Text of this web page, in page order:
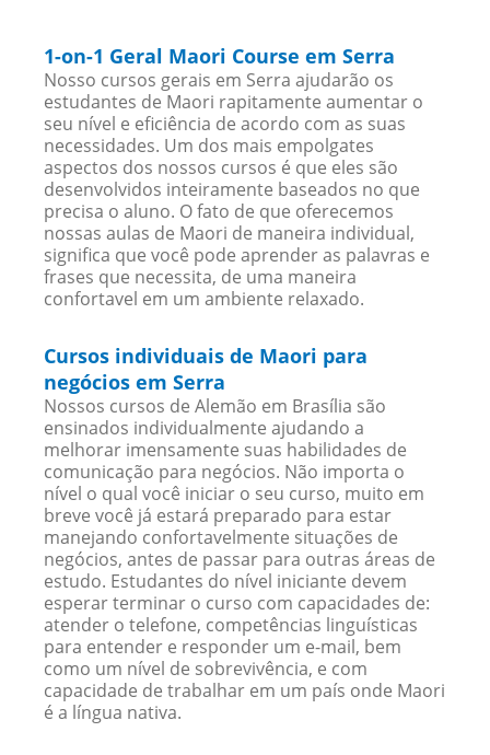
1-on-1 Geral Maori Course em Serra
Nosso cursos gerais em Serra ajudarão os
estudantes de Maori rapitamente aumentar o
seu nível e eficiência de acordo com as suas
necessidades. Um dos mais empolgates
aspectos dos nossos cursos é que eles são
desenvolvidos inteiramente baseados no que
precisa o aluno. O fato de que oferecemos
nossas aulas de Maori de maneira individual,
significa que você pode aprender as palavras e
frases que necessita, de uma maneira
confortavel em um ambiente relaxado.
Cursos individuais de Maori para
negócios em Serra
Nossos cursos de Alemão em Brasília são
ensinados individualmente ajudando a
melhorar imensamente suas habilidades de
comunicação para negócios. Não importa o
nível o qual você iniciar o seu curso, muito em
breve você já estará preparado para estar
manejando confortavelmente situações de
negócios, antes de passar para outras áreas de
estudo. Estudantes do nível iniciante devem
esperar terminar o curso com capacidades de:
atender o telefone, competências linguísticas
para entender e responder um e-mail, bem
como um nível de sobrevivência, e com
capacidade de trabalhar em um país onde Maori
é a língua nativa.